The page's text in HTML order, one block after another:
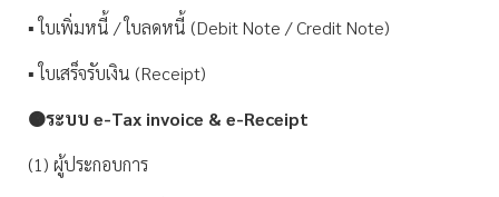
▪️ ใบเพิ่มหนี้ / ใบลดหนี้ (Debit Note / Credit Note)
▪️ ใบเสร็จรับเงิน (Receipt)
🟠ระบบ e-Tax invoice & e-Receipt
(1) ผู้ประกอบการ